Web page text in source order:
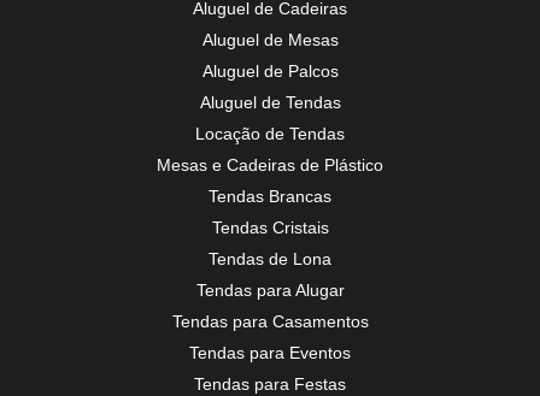
Aluguel de Cadeiras
Aluguel de Mesas
Aluguel de Palcos
Aluguel de Tendas
Locação de Tendas
Mesas e Cadeiras de Plástico
Tendas Brancas
Tendas Cristais
Tendas de Lona
Tendas para Alugar
Tendas para Casamentos
Tendas para Eventos
Tendas para Festas